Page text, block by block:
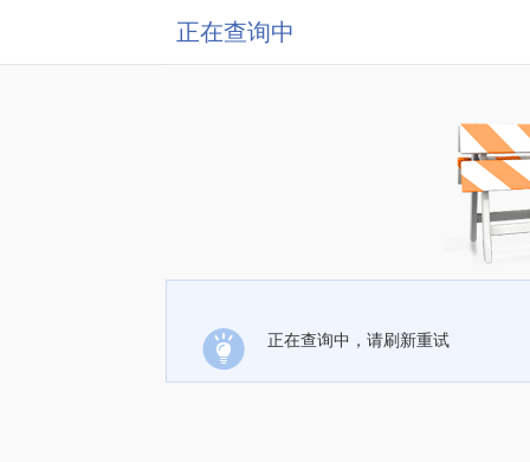
正在查询中
正在查询中，请刷新重试